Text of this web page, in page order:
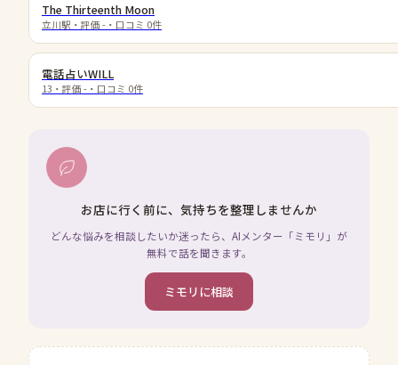
The Thirteenth Moon
立川駅 ・評価 - ・口コミ 0件
電話占いWILL
13 ・評価 - ・口コミ 0件
お店に行く前に、気持ちを整理しませんか
どんな悩みを相談したいか迷ったら、AIメンター「ミモリ」が
無料で話を聞きます。
ミモリに相談